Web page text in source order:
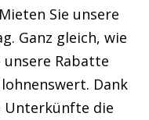
Sie unsere
Ganz gleich, wie
Rabatte
Dank
Unterkünfte die